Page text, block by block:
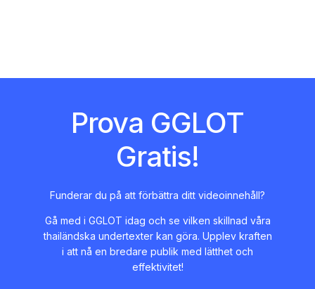
Prova GGLOT
Gratis!
Funderar du på att förbättra ditt videoinnehåll?
Gå med i GGLOT idag och se vilken skillnad våra
thailändska undertexter kan göra. Upplev kraften
i att nå en bredare publik med lätthet och
effektivitet!